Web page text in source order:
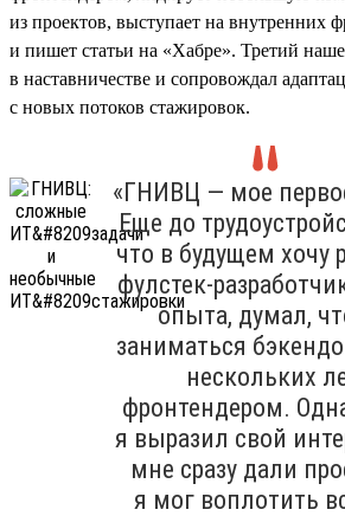
из проектов, выступает на внутренних
и пишет статьи на «Хабре». Третий
в наставничестве и сопровождал
с новых потоков стажировок.
«ГНИВЦ — мое
Еще до
что в будущем хочу
фулстек-
опыта, думал,
заниматься
нескольких
фронтендером.
я выразил свой
мне сразу дали
я мог воплотить